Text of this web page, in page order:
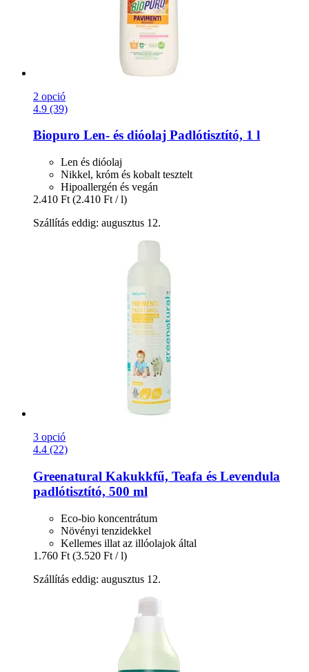
2 opció
4.9 (39)
Biopuro Len-​ és dióolaj Padlótisztító, 1 l
Len és dióolaj
Nikkel, króm és kobalt tesztelt
Hipoallergén és vegán
2.410 Ft (2.410 Ft / l)
Szállítás eddig: augusztus 12.
3 opció
4.4 (22)
Greenatural Kakukkfű, Teafa és Levendula
padlótisztító, 500 ml
Eco-bio koncentrátum
Növényi tenzidekkel
Kellemes illat az illóolajok által
1.760 Ft (3.520 Ft / l)
Szállítás eddig: augusztus 12.